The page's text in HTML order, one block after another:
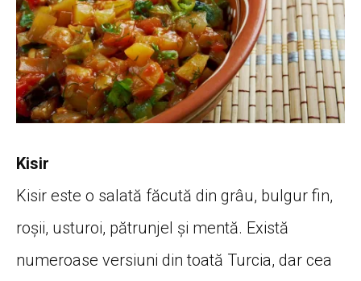
Kisir
Kisir este o salată făcută din grâu, bulgur fin,
roșii, usturoi, pătrunjel și mentă. Există
numeroase versiuni din toată Turcia, dar cea